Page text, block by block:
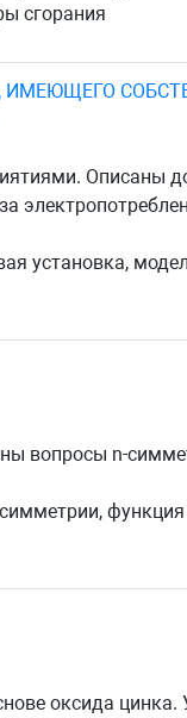
сгорания
Описаны
установка,
вопросы n-
оксида цинка.